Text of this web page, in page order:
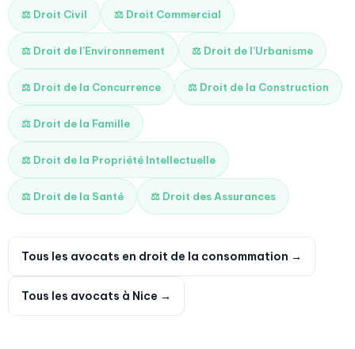
⚖️ Droit Civil ⚖️ Droit Commercial
⚖️ Droit de l'Environnement ⚖️ Droit de l'Urbanisme
⚖️ Droit de la Concurrence ⚖️ Droit de la Construction
⚖️ Droit de la Famille
⚖️ Droit de la Propriété Intellectuelle
⚖️ Droit de la Santé ⚖️ Droit des Assurances
Tous les avocats en droit de la consommation →
Tous les avocats à Nice →